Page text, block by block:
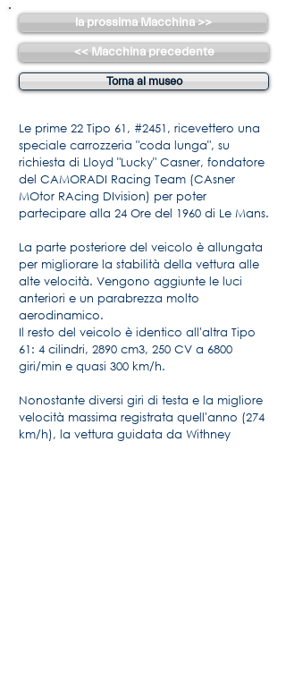
la prossima Macchina >>
<< Macchina precedente
Torna al museo
Le prime 22 Tipo 61, #2451, ricevettero una
speciale carrozzeria "coda lunga", su
richiesta di Lloyd "Lucky" Casner, fondatore
del CAMORADI Racing Team (CAsner
MOtor RAcing DIvision) per poter
partecipare alla 24 Ore del 1960 di Le Mans.
La parte posteriore del veicolo è allungata
per migliorare la stabilità della vettura alle
alte velocità. Vengono aggiunte le luci
anteriori e un parabrezza molto
aerodinamico.
Il resto del veicolo è identico all'altra Tipo
61: 4 cilindri, 2890 cm3, 250 CV a 6800
giri/min e quasi 300 km/h.
Nonostante diversi giri di testa e la migliore
velocità massima registrata quell'anno (274
km/h), la vettura guidata da Withney